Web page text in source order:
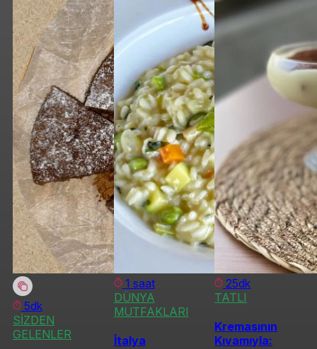
5dk
SİZDEN
GELENLER
1 saat
DÜNYA
MUTFAKLARI
İtalya
25dk
TATLI
Kremasının
Kıvamıyla: